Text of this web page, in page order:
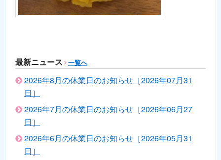
最新ニュース 一覧へ
2026年8月の休業日のお知らせ［2026年07月31
日］
2026年7月の休業日のお知らせ［2026年06月27
日］
2026年6月の休業日のお知らせ［2026年05月31
日］